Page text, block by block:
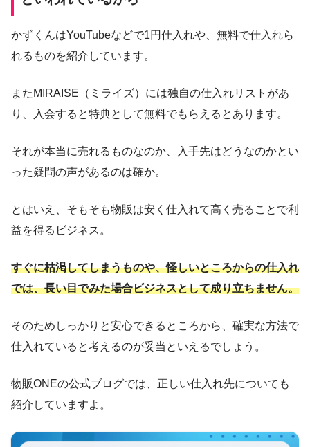
かずくんはYouTubeなどで1円仕入れや、無料で仕入れら
れるものを紹介しています。
またMIRAISE（ミライズ）には独自の仕入れリストがあ
り、入会すると特典として無料でもらえるとあります。
それが本当に売れるものなのか、入手先はどうなのかとい
った疑問の声があるのは確か。
とはいえ、そもそも物販は安く仕入れて高く売ることで利
益を得るビジネス。
すぐに枯渇してしまうものや、怪しいところからの仕入れ
では、長い目でみた場合ビジネスとして成り立ちません。
そのためしっかりと安心できるところから、確実な方法で
仕入れていると考えるのが妥当といえるでしょう。
物販ONEの公式ブログでは、正しい仕入れ先についても
紹介していますよ。